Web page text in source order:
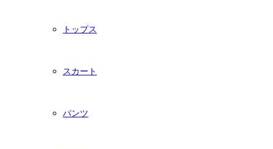
トップス
スカート
パンツ